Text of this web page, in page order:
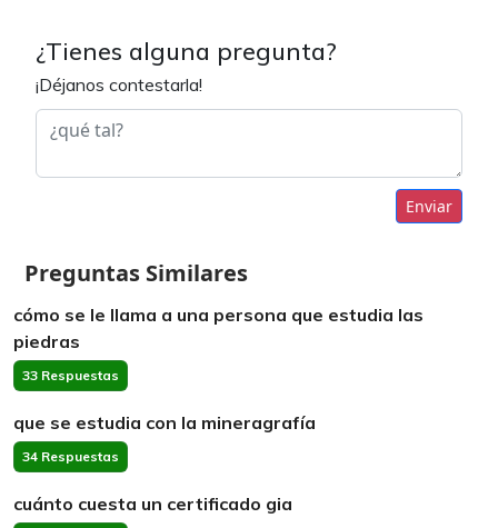
¿Tienes alguna pregunta?
¡Déjanos contestarla!
Enviar
Preguntas Similares
cómo se le llama a una persona que estudia las
piedras
33 Respuestas
que se estudia con la mineragrafía
34 Respuestas
cuánto cuesta un certificado gia